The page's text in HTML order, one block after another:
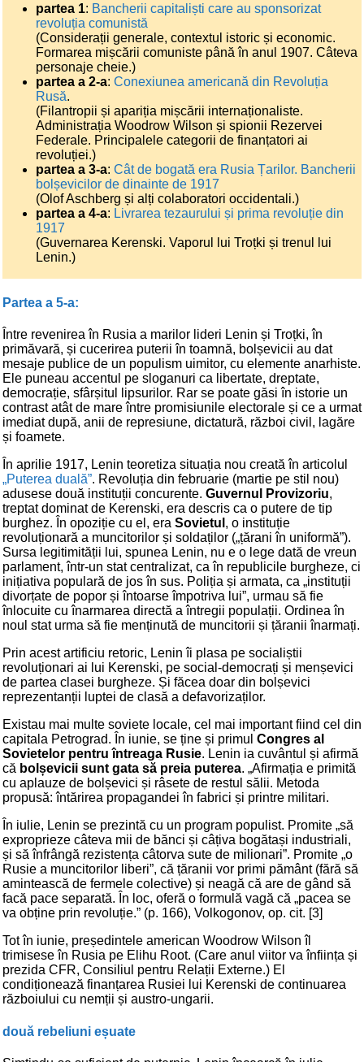
partea 1: Bancherii capitaliști care au sponsorizat
revoluția comunistă
(Considerații generale, contextul istoric și economic.
Formarea mișcării comuniste până în anul 1907. Câteva
personaje cheie.)
partea a 2-a: Conexiunea americană din Revoluția
Rusă.
(Filantropii și apariția mișcării internaționaliste.
Administrația Woodrow Wilson și spionii Rezervei
Federale. Principalele categorii de finanțatori ai
revoluției.)
partea a 3-a: Cât de bogată era Rusia Țarilor. Bancherii
bolșevicilor de dinainte de 1917
(Olof Aschberg și alți colaboratori occidentali.)
partea a 4-a: Livrarea tezaurului și prima revoluție din
1917
(Guvernarea Kerenski. Vaporul lui Troțki și trenul lui
Lenin.)
Partea a 5-a:
Între revenirea în Rusia a marilor lideri Lenin și Troțki, în
primăvară, și cucerirea puterii în toamnă, bolșevicii au dat
mesaje publice de un populism uimitor, cu elemente anarhiste.
Ele puneau accentul pe sloganuri ca libertate, dreptate,
democrație, sfârșitul lipsurilor. Rar se poate găsi în istorie un
contrast atât de mare între promisiunile electorale și ce a urmat
imediat după, anii de represiune, dictatură, război civil, lagăre
și foamete.
În aprilie 1917, Lenin teoretiza situația nou creată în articolul
„Puterea duală”. Revoluția din februarie (martie pe stil nou)
adusese două instituții concurente. Guvernul Provizoriu,
treptat dominat de Kerenski, era descris ca o putere de tip
burghez. În opoziție cu el, era Sovietul , o instituție
revoluționară a muncitorilor și soldaților („țărani în uniformă”).
Sursa legitimității lui, spunea Lenin, nu e o lege dată de vreun
parlament, într-un stat centralizat, ca în republicile burgheze, ci
inițiativa populară de jos în sus. Poliția și armata, ca „instituții
divorțate de popor și întoarse împotriva lui”, urmau să fie
înlocuite cu înarmarea directă a întregii populații. Ordinea în
noul stat urma să fie menținută de muncitorii și țăranii înarmați.
Prin acest artificiu retoric, Lenin îi plasa pe socialiștii
revoluționari ai lui Kerenski, pe social-democrați și menșevici
de partea clasei burgheze. Și făcea doar din bolșevici
reprezentanții luptei de clasă a defavorizaților.
Existau mai multe soviete locale, cel mai important fiind cel din
capitala Petrograd. În iunie, se ține și primul Congres al
Sovietelor pentru întreaga Rusie. Lenin ia cuvântul și afirmă
că bolșevicii sunt gata să preia puterea. „Afirmația e primită
cu aplauze de bolșevici și râsete de restul sălii. Metoda
propusă: întărirea propagandei în fabrici și printre militari.
În iulie, Lenin se prezintă cu un program populist. Promite „să
exproprieze câteva mii de bănci și câțiva bogătași industriali,
și să înfrângă rezistența câtorva sute de milionari”. Promite „o
Rusie a muncitorilor liberi”, că țăranii vor primi pământ (fără să
amintească de fermele colective) și neagă că are de gând să
facă pace separată. În loc, oferă o formulă vagă că „pacea se
va obține prin revoluție.” (p. 166), Volkogonov, op. cit. [3]
Tot în iunie, președintele american Woodrow Wilson îl
trimisese în Rusia pe Elihu Root. (Care anul viitor va înființa și
prezida CFR, Consiliul pentru Relații Externe.) El
condiționează finanțarea Rusiei lui Kerenski de continuarea
războiului cu nemții și austro-ungarii.
două rebeliuni eșuate